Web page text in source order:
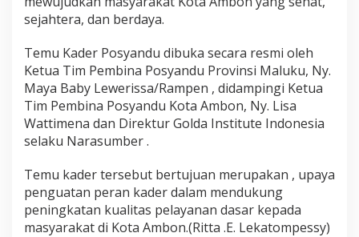
sejahtera, dan berdaya.
Temu Kader Posyandu dibuka secara resmi oleh
Ketua Tim Pembina Posyandu Provinsi Maluku, Ny.
Maya Baby Lewerissa/Rampen , didampingi Ketua
Tim Pembina Posyandu Kota Ambon, Ny. Lisa
Wattimena dan Direktur Golda Institute Indonesia
selaku Narasumber .
Temu kader tersebut bertujuan merupakan , upaya
penguatan peran kader dalam mendukung
peningkatan kualitas pelayanan dasar kepada
masyarakat di Kota Ambon.(Ritta .E. Lekatompessy)